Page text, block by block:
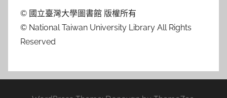
© 國立臺灣大學圖書館 版權所有
© National Taiwan University Library All Rights
Reserved